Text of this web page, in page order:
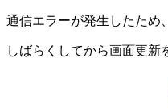
通信エラーが発生したため、
しばらくしてから画面更新